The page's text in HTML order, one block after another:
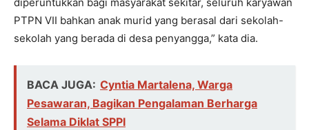
PTPN VII bahkan anak murid yang berasal dari sekolah-
sekolah yang berada di desa penyangga,” kata dia.
BACA JUGA: Cyntia Martalena, Warga
Pesawaran, Bagikan Pengalaman Berharga
Selama Diklat SPPI